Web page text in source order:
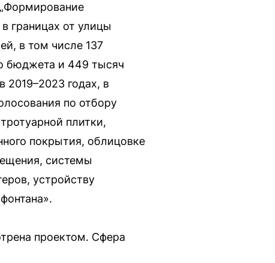
границах от улицы
в том числе 137
бюджета и 449 тысяч
2019–2023 годах, в
по отбору
плитки,
покрытия, облицовке
системы
устройству
проектом. Сфера